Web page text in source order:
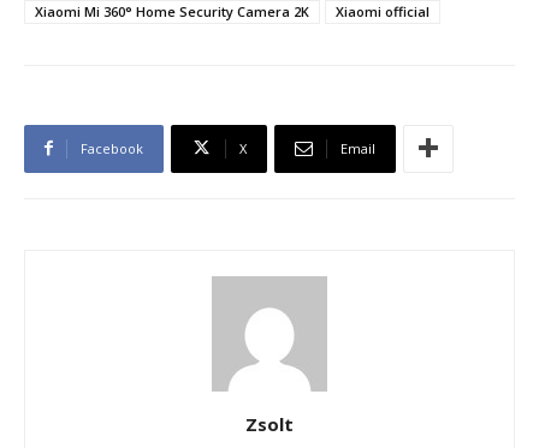
Xiaomi Mi 360° Home Security Camera 2K
Xiaomi official
Facebook X Email
Zsolt